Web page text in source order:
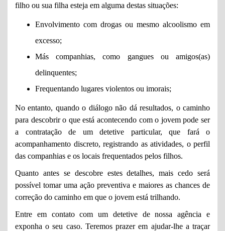
filho ou sua filha esteja em alguma destas situações:
Envolvimento com drogas ou mesmo alcoolismo em
excesso;
Más companhias, como gangues ou amigos(as)
delinquentes;
Frequentando lugares violentos ou imorais;
No entanto, quando o diálogo não dá resultados, o caminho
para descobrir o que está acontecendo com o jovem pode ser
a contratação de um detetive particular, que fará o
acompanhamento discreto, registrando as atividades, o perfil
das companhias e os locais frequentados pelos filhos.
Quanto antes se descobre estes detalhes, mais cedo será
possível tomar uma ação preventiva e maiores as chances de
correção do caminho em que o jovem está trilhando.
Entre em contato com um detetive de nossa agência e
exponha o seu caso. Teremos prazer em ajudar-lhe a traçar